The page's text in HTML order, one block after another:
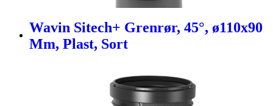
Wavin Sitech+ Grenrør, 45°, ø110x90
Mm, Plast, Sort